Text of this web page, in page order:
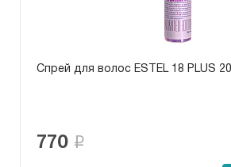
Спрей для волос ESTEL 18 PLUS
770